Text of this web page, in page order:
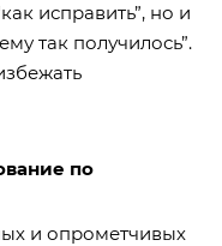
исправить”, но и
так получилось”.
по
и опрометчивых